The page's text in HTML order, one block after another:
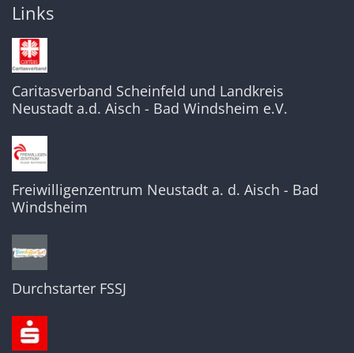
Links
Caritasverband Scheinfeld und Landkreis
Neustadt a.d. Aisch - Bad Windsheim e.V.
Freiwilligenzentrum Neustadt a. d. Aisch - Bad
Windsheim
Durchstarter FSSJ